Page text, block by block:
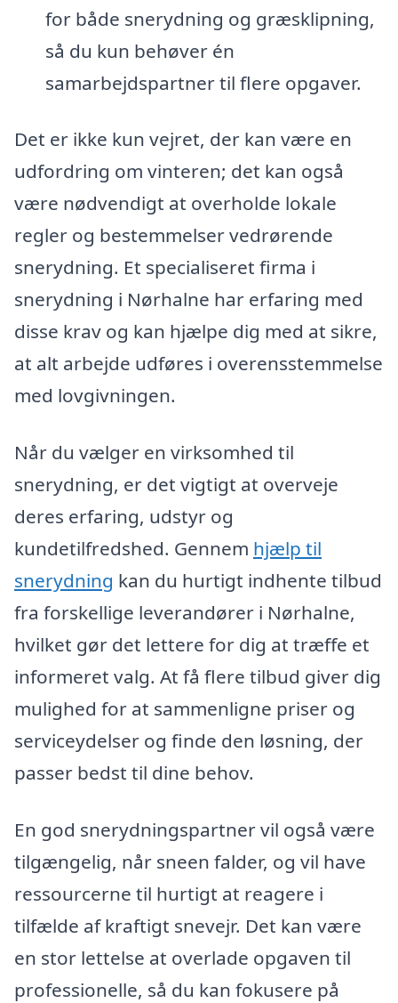
for både snerydning og græsklipning,
så du kun behøver én
samarbejdspartner til flere opgaver.
Det er ikke kun vejret, der kan være en
udfordring om vinteren; det kan også
være nødvendigt at overholde lokale
regler og bestemmelser vedrørende
snerydning. Et specialiseret firma i
snerydning i Nørhalne har erfaring med
disse krav og kan hjælpe dig med at sikre,
at alt arbejde udføres i overensstemmelse
med lovgivningen.
Når du vælger en virksomhed til
snerydning, er det vigtigt at overveje
deres erfaring, udstyr og
kundetilfredshed. Gennem hjælp til
snerydning kan du hurtigt indhente tilbud
fra forskellige leverandører i Nørhalne,
hvilket gør det lettere for dig at træffe et
informeret valg. At få flere tilbud giver dig
mulighed for at sammenligne priser og
serviceydelser og finde den løsning, der
passer bedst til dine behov.
En god snerydningspartner vil også være
tilgængelig, når sneen falder, og vil have
ressourcerne til hurtigt at reagere i
tilfælde af kraftigt snevejr. Det kan være
en stor lettelse at overlade opgaven til
professionelle, så du kan fokusere på